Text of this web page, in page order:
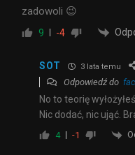
zadowoli 😉
9 -4
SOT 3 lata temu
Odpowiedź do
No to teorię
Nic dodać, nic ująć.
4 -1